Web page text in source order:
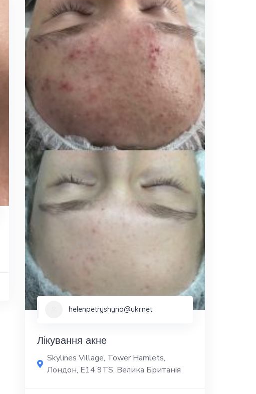
helenpetryshyna@ukr.net
Лікування акне
Skylines Village, Tower Hamlets,
Лондон, E14 9TS, Велика Британія